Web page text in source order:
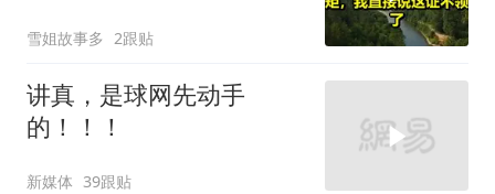
雪姐故事多 2跟贴
讲真，是球网先动手
的！！！
新媒体 39跟贴